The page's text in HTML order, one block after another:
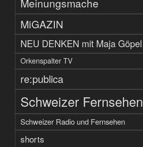
Meinungsmache
MiGAZIN
NEU DENKEN mit Maja Göpel
Orkenspalter TV
re:publica
Schweizer Fernsehen
Schweizer Radio und Fernsehen
shorts